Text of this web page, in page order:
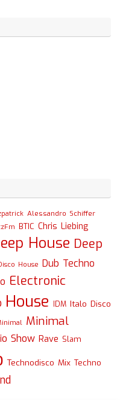
Alessandro Schiffer
BTIC Chris Liebing
House Deep
House Dub Techno
Electronic
House IDM Italo Disco
Minimal
Show Rave Slam
Technodisco Mix Techno